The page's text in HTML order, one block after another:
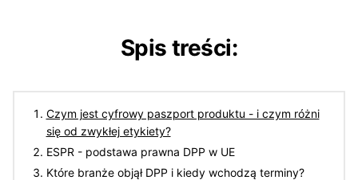
Spis treści:
Czym jest cyfrowy paszport produktu - i czym różni
się od zwykłej etykiety?
ESPR - podstawa prawna DPP w UE
Które branże objął DPP i kiedy wchodzą terminy?